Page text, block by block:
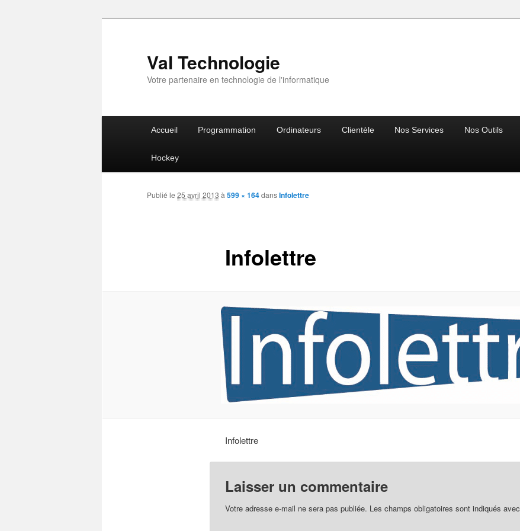
Val Technologie
Votre partenaire en technologie de l'informatique
Aller
au
contenu
Accueil Programmation Ordinateurs Clientèle Nos Services Nos Outils
Hockey
Infolettre
Publié le 25 avril 2013 à599 × 164dansInfolettre
Infolettre
Laisser un commentaire
Votre adresse e-mail ne sera pas publiée. Les champs obligatoires sont indiqués avec